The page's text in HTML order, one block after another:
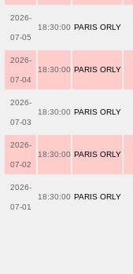
2026-
07-05
18:30:00 PARIS ORLY
2026-
07-04
18:30:00 PARIS ORLY
2026-
07-03
18:30:00 PARIS ORLY
2026-
07-02
18:30:00 PARIS ORLY
2026-
07-01
18:30:00 PARIS ORLY